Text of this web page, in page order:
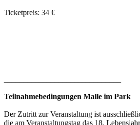
Ticketpreis: 34 €
Teilnahmebedingungen Malle im Park
Der Zutritt zur Veranstaltung ist
die am Veranstaltungstag das 18.